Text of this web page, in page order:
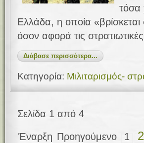
τόσα
Ελλάδα, η οποία
όσον αφορά τις
Διάβασε περισσότερα...
Κατηγορία: Μιλιταρισμός-
Σελίδα 1 από 4
Έναρξη Προηγούμενο 1 2